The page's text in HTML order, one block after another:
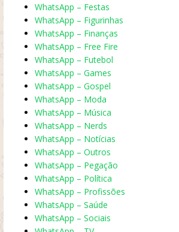
WhatsApp – Festas
WhatsApp – Figurinhas
WhatsApp – Finanças
WhatsApp – Free Fire
WhatsApp – Futebol
WhatsApp – Games
WhatsApp – Gospel
WhatsApp – Moda
WhatsApp – Música
WhatsApp – Nerds
WhatsApp – Notícias
WhatsApp – Outros
WhatsApp – Pegação
WhatsApp – Política
WhatsApp – Profissões
WhatsApp – Saúde
WhatsApp – Sociais